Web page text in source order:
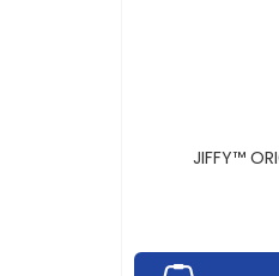
JIFFY™